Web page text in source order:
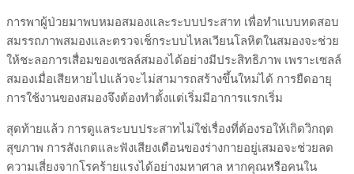
การพาผู้ป่วยมาพบหมอสมองและระบบประสาท เพื่อทำแบบทดสอบ
สมรรถภาพสมองและตรวจเช็กระบบไหลเวียนโลหิตในสมองจะช่วย
ให้ชะลอการเสื่อมของเซลล์สมองได้อย่างมีประสิทธิภาพ เพราะเซลล์
สมองเมื่อเสียหายไปแล้วจะไม่สามารถสร้างขึ้นใหม่ได้ การยืดอายุ
การใช้งานของสมองจึงต้องทำตั้งแต่เริ่มมีอาการแรกเริ่ม
สุดท้ายแล้ว การดูแลระบบประสาทไม่ใช่เรื่องที่ต้องรอให้เกิดวิกฤต
สุขภาพ การสังเกตและฟังเสียงเตือนของร่างกายอยู่เสมอจะช่วยลด
ความเสี่ยงจากโรคร้ายแรงได้อย่างมหาศาล หากคุณหรือคนใน